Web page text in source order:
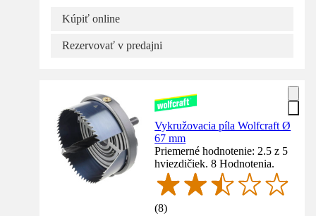
Kúpiť online
Rezervovať v predajni
Vykružovacia píla Wolfcraft Ø
67 mm
Priemerné hodnotenie: 2.5 z 5
hviezdičiek. 8 Hodnotenia.
(8)